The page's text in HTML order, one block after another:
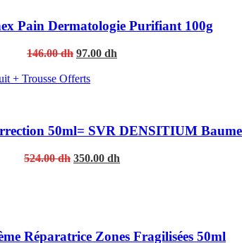
Pain Dermatologie Purifiant 100g
146.00dh Original
was:
97.00 dh
50ml= SVR DENSITIUM
524.00dh Original
350.00 dh
Réparatrice Zones Fragilisées 50ml